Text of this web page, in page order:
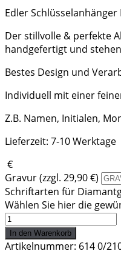
605,00 €
495,00 €.
Edler
Der stillvolle & perfekte
handgefertigt und
Bestes Design und
Individuell mit einer
Z.B. Namen, Initialen,
Lieferzeit: 7-10 Werktage
€
Gravur (zzgl. 29,90 €)
Schriftarten für
Wählen Sie hier die
Schlüsselanhänger
Kleeblatt
grün
In den Warenkorb
Artikelnummer: 614 0/